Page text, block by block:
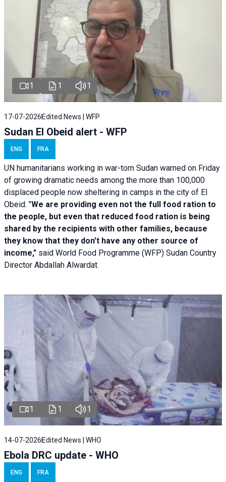
1 1 1
17-07-2026 Edited News | WFP
Sudan El Obeid alert - WFP
ENG FRA
UN humanitarians working in war-torn Sudan warned on Friday
of growing dramatic needs among the more than 100,000
displaced people now sheltering in camps in the city of El
Obeid. "We are providing even not the full food ration to
the people, but even that reduced food ration is being
shared by the recipients with other families, because
they know that they don't have any other source of
income," said World Food Programme (WFP) Sudan Country
Director Abdallah Alwardat.
1 1 1
14-07-2026 Edited News | WHO
Ebola DRC update - WHO
ENG FRA